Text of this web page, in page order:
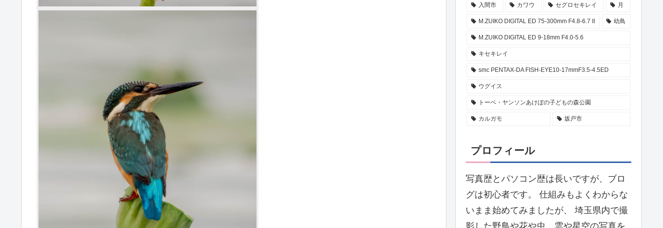
入間市 カワウ セグロセキレイ 月
M.ZUIKO DIGITAL ED 75-300mm F4.8-6.7 II 幼鳥
M.ZUIKO DIGITAL ED 9-18mm F4.0-5.6
キセキレイ
smc PENTAX-DA FISH-EYE10-17mmF3.5-4.5ED
ウグイス
トーベ・ヤンソンあけぼの子どもの森公園
カルガモ 坂戸市
プロフィール
写真歴とパソコン歴は長いですが、ブロ
グは初心者です。 仕組みもよくわからな
いまま始めてみましたが、 埼玉県内で撮